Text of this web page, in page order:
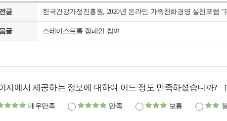
글 한국건강가정진흥원, 2020년 온라인 가족친화경영 실천포럼
글 스테이스트롱 캠페인 참여
지에서 제공하는 정보에 대하여 어느 정도 만족하셨습니까?
매우만족 만족 보통